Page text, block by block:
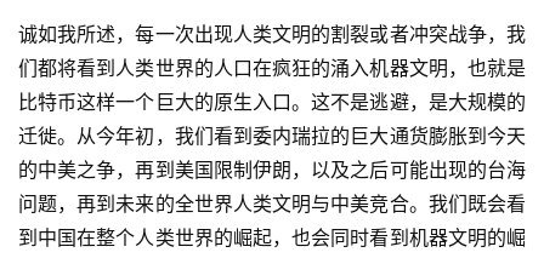
诚如我所述，每一次出现人类文明的割裂或者冲突战争，我
们都将看到人类世界的人口在疯狂的涌入机器文明，也就是
比特币这样一个巨大的原生入口。这不是逃避，是大规模的
迁徙。从今年初，我们看到委内瑞拉的巨大通货膨胀到今天
的中美之争，再到美国限制伊朗，以及之后可能出现的台海
问题，再到未来的全世界人类文明与中美竞合。我们既会看
到中国在整个人类世界的崛起，也会同时看到机器文明的崛